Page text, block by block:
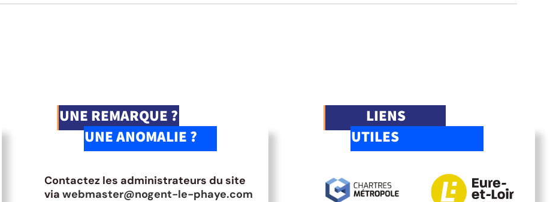
UNE REMARQUE ?
UNE ANOMALIE ?
Contactez les administrateurs du site
viawebmaster@nogent-le-phaye.com
LIENS
UTILES